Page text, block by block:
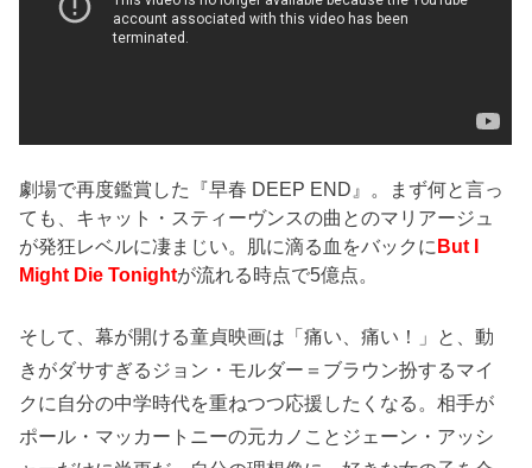
劇場で再度鑑賞した『早春 DEEP END』。まず何と言っ
ても、キャット・スティーヴンスの曲とのマリアージュ
が発狂レベルに凄まじい。肌に滴る血をバックにBut I
Might Die Tonightが流れる時点で5億点。
そして、幕が開ける童貞映画は「痛い、痛い！」と、動
きがダサすぎるジョン・モルダー＝ブラウン扮するマイ
クに自分の中学時代を重ねつつ応援したくなる。相手が
ポール・マッカートニーの元カノことジェーン・アッシ